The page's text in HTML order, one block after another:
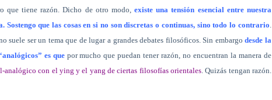
que tiene razón. Dicho de otro modo,existe una tensión esencial entre nuestra
que las cosas en si no son discretas o continuas, sino todo lo contrario.
suele ser un tema que de lugar a grandes debates filosóficos. Sin embargodesde la
es quepor mucho que puedan tener razón, no encuentran la manera de
con el ying y el yang de ciertas filosofías orientales. Quizás tengan razón.